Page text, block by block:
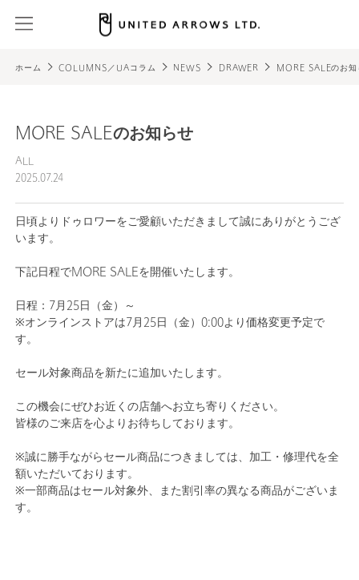
ホーム COLUMNS／UAコラム NEWS DRAWER MORE SALEのお知
MORE SALEのお知らせ
ALL
2025.07.24
日頃よりドゥロワーをご愛顧いただきまして誠にありがとうござ
います。
下記日程でMORE SALEを開催いたします。
日程：7月25日（金）～
※オンラインストアは7月25日（金）0:00より価格変更予定で
す。
セール対象商品を新たに追加いたします。
この機会にぜひお近くの店舗へお立ち寄りください。
皆様のご来店を心よりお待ちしております。
※誠に勝手ながらセール商品につきましては、加工・修理代を全
額いただいております。
※一部商品はセール対象外、また割引率の異なる商品がございま
す。